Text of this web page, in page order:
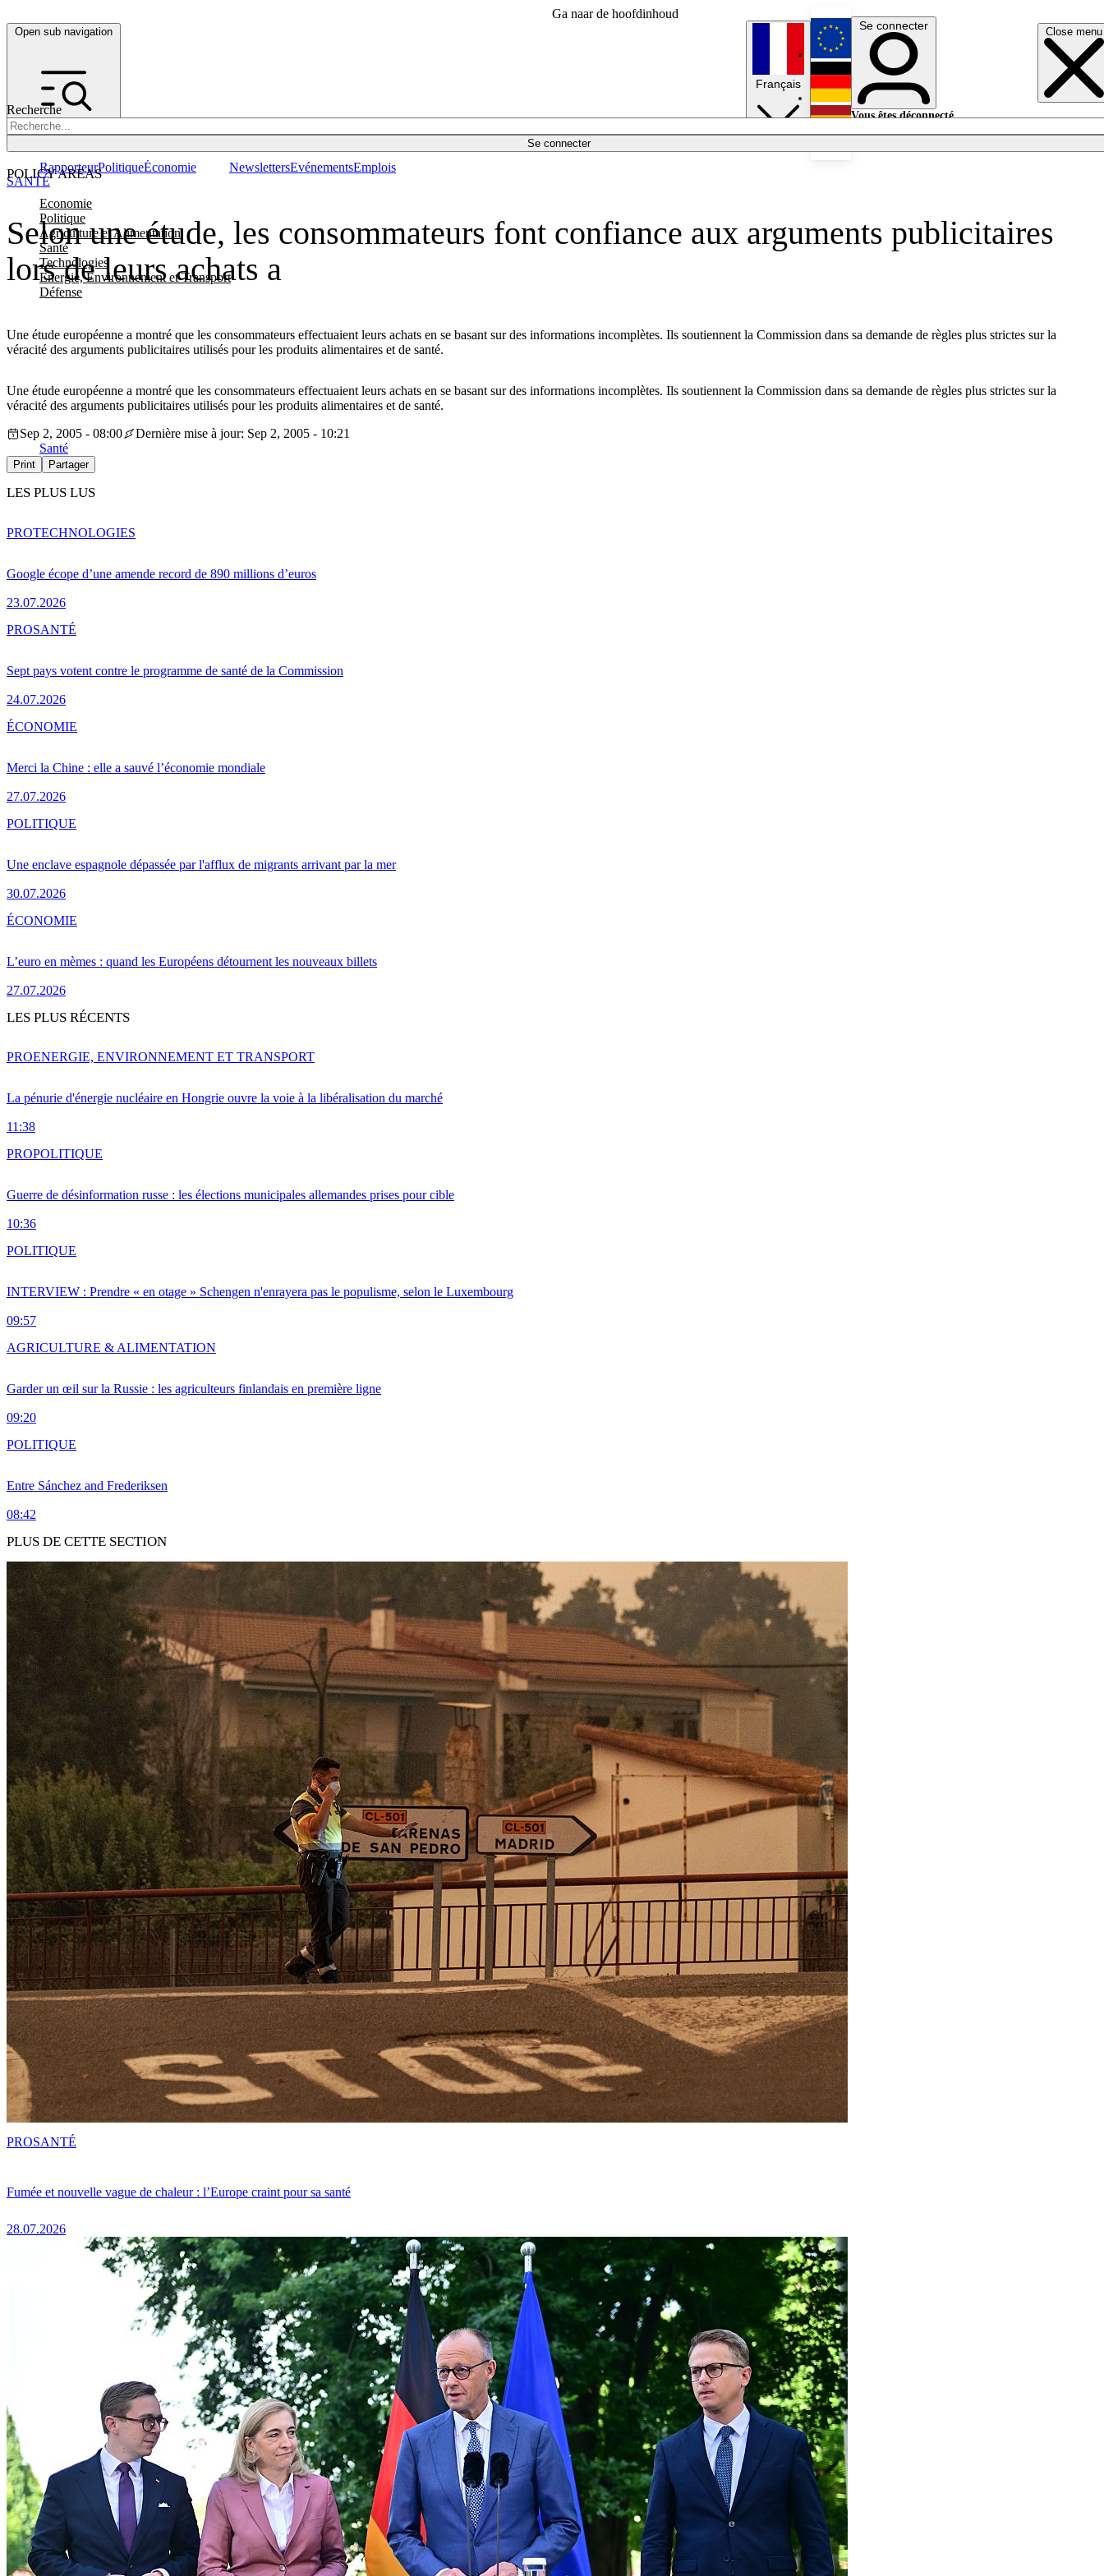
Ga naar de hoofdinhoud
Open sub navigation Close menu
Recherche
Se connecter
POLICY AREAS
Economie
Politique
Agriculture et Alimentation
Santé
Technologies
Energie, Environnement et Transport
Défense
RapporteurPolitiqueÉconomie NewslettersEvénementsEmplois
Français
English
Deutsch
Se connecter
Vous êtes déconnecté.
Selon une étude, les consommateurs font confiance aux arguments publicitaires
lors de leurs achats a
Une étude européenne a montré que les consommateurs effectuaient leurs achats en se basant sur des informations incomplètes. Ils soutiennent la Commission dans sa demande de règles plus strictes sur la
véracité des arguments publicitaires utilisés pour les produits alimentaires et de santé.
SANTÉ
Une étude européenne a montré que les consommateurs effectuaient leurs achats en se basant sur des informations incomplètes. Ils soutiennent la Commission dans sa demande de règles plus strictes sur la
véracité des arguments publicitaires utilisés pour les produits alimentaires et de santé.
Sep 2, 2005 - 08:00
Dernière mise à jour: Sep 2, 2005 - 10:21
Santé
Print Partager
LES PLUS LUS
Google écope d’une amende record de 890 millions d’euros
23.07.2026
PROTECHNOLOGIES
Sept pays votent contre le programme de santé de la Commission
24.07.2026
PROSANTÉ
Merci la Chine : elle a sauvé l’économie mondiale
27.07.2026
ÉCONOMIE
Une enclave espagnole dépassée par l'afflux de migrants arrivant par la mer
30.07.2026
POLITIQUE
L’euro en mèmes : quand les Européens détournent les nouveaux billets
27.07.2026
ÉCONOMIE
LES PLUS RÉCENTS
La pénurie d'énergie nucléaire en Hongrie ouvre la voie à la libéralisation du marché
11:38
PROENERGIE, ENVIRONNEMENT ET TRANSPORT
Guerre de désinformation russe : les élections municipales allemandes prises pour cible
10:36
PROPOLITIQUE
INTERVIEW : Prendre « en otage » Schengen n'enrayera pas le populisme, selon le Luxembourg
09:57
POLITIQUE
Garder un œil sur la Russie : les agriculteurs finlandais en première ligne
09:20
AGRICULTURE & ALIMENTATION
Entre Sánchez and Frederiksen
08:42
POLITIQUE
PLUS DE CETTE SECTION
Fumée et nouvelle vague de chaleur : l’Europe craint pour sa santé
28.07.2026
PROSANTÉ